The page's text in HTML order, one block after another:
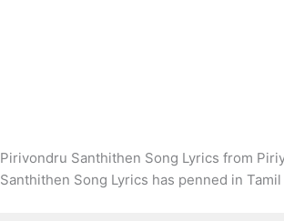
Pirivondru Santhithen Song Lyrics from
Santhithen Song Lyrics has penned in